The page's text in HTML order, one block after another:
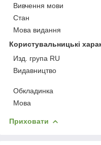
Вивчення мови
Стан
Мова видання
Користувальницькі
Изд. група RU
Видавництво
Обкладинка
Мова
Приховати